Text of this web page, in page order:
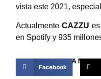
vista este 2021,
Actualmente CAZZU
en Spotify y 935
COMPARTIR ESTA
Facebook